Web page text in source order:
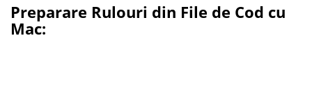
Preparare Rulouri din File de Cod cu
Mac: